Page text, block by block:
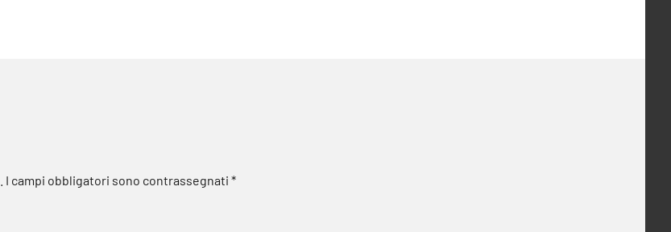
I campi obbligatori sono contrassegnati *